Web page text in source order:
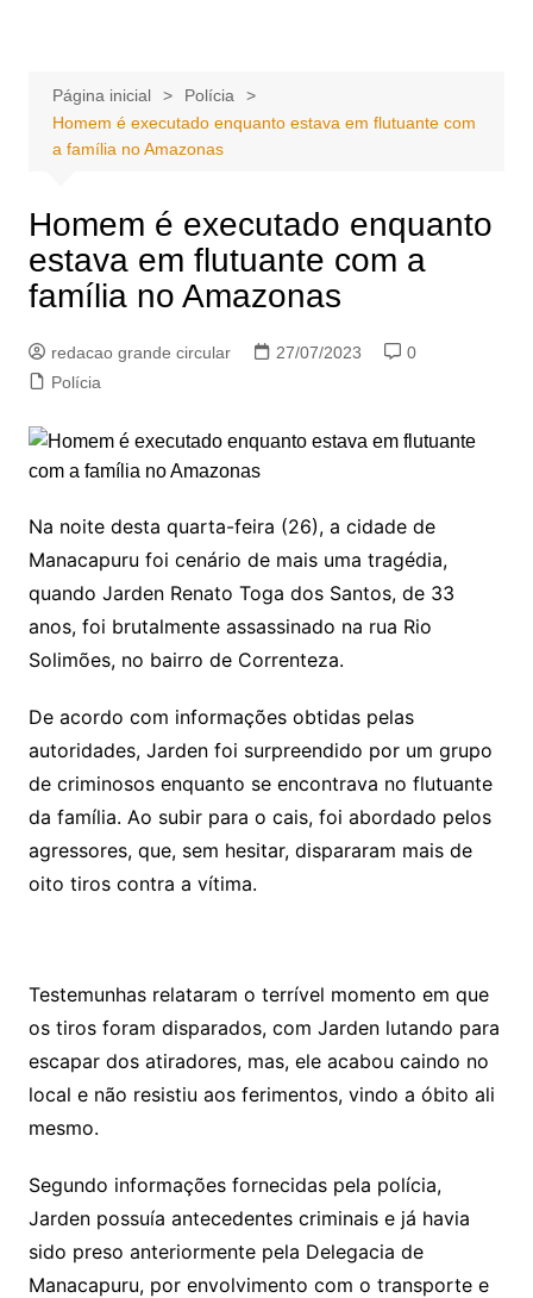
conteúdoPágina inicial
Polícia
Homem é executado enquanto estava em flutuante com
a família no Amazonas
Homem é executado enquanto
estava em flutuante com a
família no Amazonas
redacao grande circular 27/07/2023
0
Polícia
Na noite desta quarta-feira (26), a cidade de
Manacapuru foi cenário de mais uma tragédia,
quando Jarden Renato Toga dos Santos, de 33
anos, foi brutalmente assassinado na rua Rio
Solimões, no bairro de Correnteza.
De acordo com informações obtidas pelas
autoridades, Jarden foi surpreendido por um grupo
de criminosos enquanto se encontrava no flutuante
da família. Ao subir para o cais, foi abordado pelos
agressores, que, sem hesitar, dispararam mais de
oito tiros contra a vítima.
Testemunhas relataram o terrível momento em que
os tiros foram disparados, com Jarden lutando para
escapar dos atiradores, mas, ele acabou caindo no
local e não resistiu aos ferimentos, vindo a óbito ali
mesmo.
Segundo informações fornecidas pela polícia,
Jarden possuía antecedentes criminais e já havia
sido preso anteriormente pela Delegacia de
Manacapuru, por envolvimento com o transporte e